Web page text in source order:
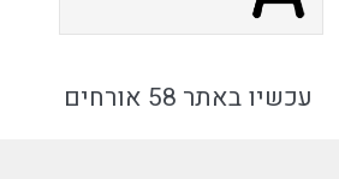
עכשיו באתר 58 אורחים